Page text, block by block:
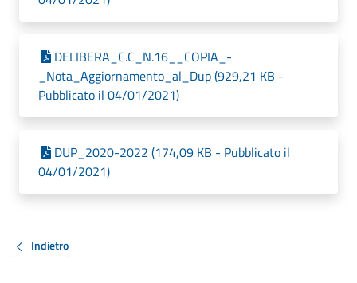
DELIBERA_C.C_N.16__COPIA_-
_Nota_Aggiornamento_al_Dup (929,21 KB -
Pubblicato il 04/01/2021)
DUP_2020-2022 (174,09 KB - Pubblicato il
04/01/2021)
Indietro